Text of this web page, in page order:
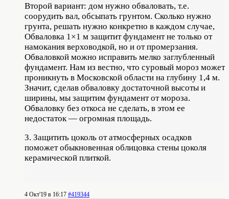
Второй вариант: дом нужно об­валовать, т.е.
соорудить вал, обсыпать грунтом. Сколько нужно
грунта, решать нужно конкретно в каждом случае,
Обваловка 1×1 м защитит фундамент не только от
намокания верховодкой, но и от про­мерзания.
Обваловкой можно исправить мелко заглубленный
фундамент. Нам из­ вестно, что суровый мороз может
проник­нуть в Московской области на глубину 1,4 м.
Значит, сделав обваловку достаточ­ной высоты и
ширины, мы защитим фун­дамент от мороза.
Обваловку без откоса не сделать, в этом ее
недостаток — ог­ромная площадь.
3. Защитить цоколь от атмосферных осадков
поможет обыкновенная облицов­ка стены цоколя
керамической плиткой.
4 Окт'19 в 16:17 #419344